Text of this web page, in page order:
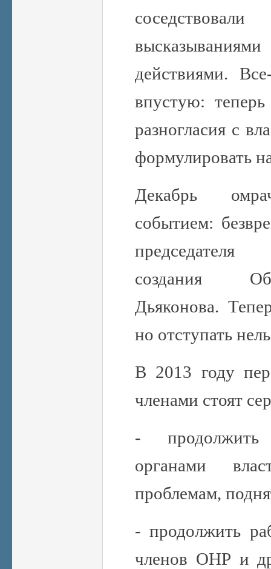
действиями.
впустую:
разногласия с
формулировать
Декабрь
событием:
создания
Дьяконова.
но отступать
В 2013 году
членами стоят
- продолжить
органами
проблемам,
- продолжить
членов ОНР и